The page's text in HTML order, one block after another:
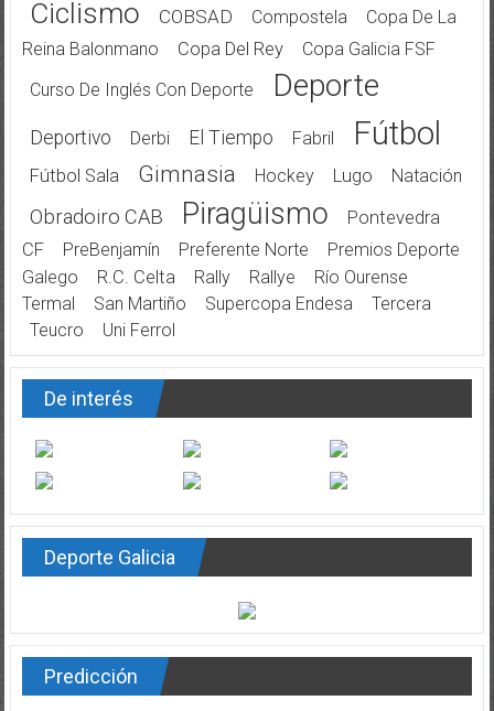
Ciclismo COBSAD Compostela
Copa De La
Reina Balonmano
Copa Del Rey
Copa Galicia FSF
Curso De Inglés Con Deporte
Deporte
Deportivo Derbi El Tiempo Fabril Fútbol
Fútbol Sala Gimnasia Hockey Lugo Natación
Obradoiro CAB Piragüismo
Pontevedra
CF
PreBenjamín Preferente Norte
Premios Deporte
Galego
R.C. Celta Rally Rallye
Río Ourense
Termal
San Martiño Supercopa Endesa
Tercera
Teucro
Uni Ferrol
De interés
Deporte Galicia
Predicción